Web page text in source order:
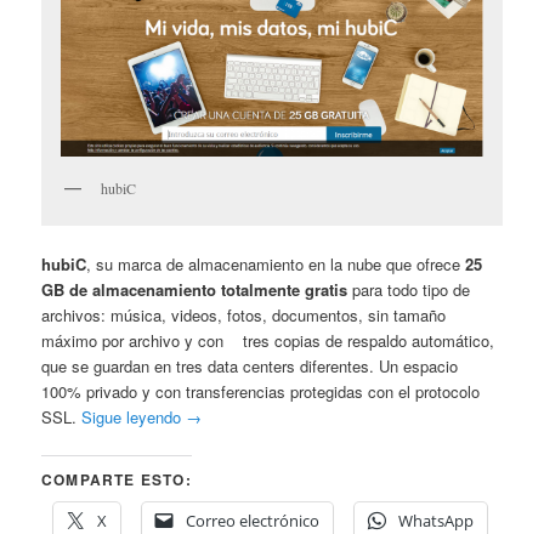
hubiC
hubiC, su marca de almacenamiento en la nube que ofrece25
GB de almacenamiento totalmente gratis para todo tipo de
archivos: música, videos, fotos, documentos, sin tamaño
máximo por archivo y con tres copias de respaldo automático,
que se guardan en tres data centers diferentes. Un espacio
100% privado y con transferencias protegidas con el protocolo
SSL.Sigue leyendo →
COMPARTE ESTO:
X
Correo electrónico WhatsApp